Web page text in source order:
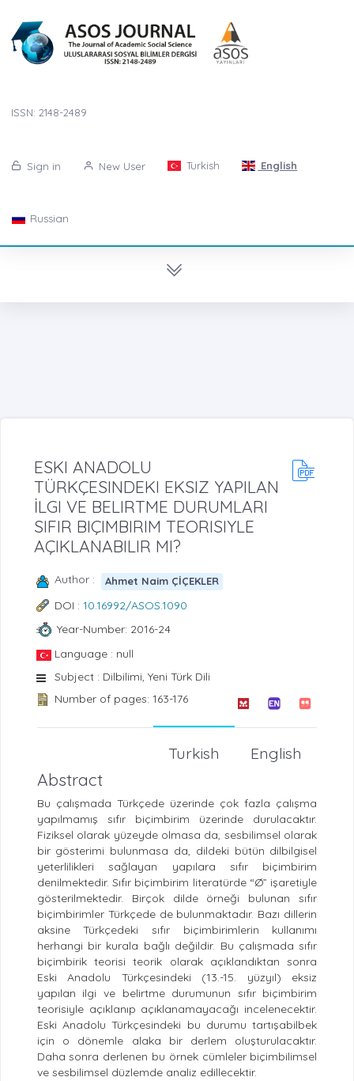
ISSN: 2148-2489
Sign in New User Turkish English
Russian
ESKI ANADOLU
TÜRKÇESINDEKI EKSIZ YAPILAN
İLGI VE BELIRTME DURUMLARI
SIFIR BIÇIMBIRIM TEORISIYLE
AÇIKLANABILIR MI?
Author : Ahmet Naim ÇİÇEKLER
DOI : 10.16992/ASOS.1090
Year-Number: 2016-24
Language : null
Subject : Dilbilimi, Yeni Türk Dili
Number of pages: 163-176
English
Turkish
Abstract
Bu çalışmada Türkçede üzerinde çok fazla çalışma
yapılmamış sıfır biçimbirim üzerinde durulacaktır.
Fiziksel olarak yüzeyde olmasa da, sesbilimsel olarak
bir gösterimi bulunmasa da, dildeki bütün dilbilgisel
yeterlilikleri sağlayan yapılara sıfır biçimbirim
denilmektedir. Sıfır biçimbirim literatürde “Ø” işaretiyle
gösterilmektedir. Birçok dilde örneği bulunan sıfır
biçimbirimler Türkçede de bulunmaktadır. Bazı dillerin
aksine Türkçedeki sıfır biçimbirimlerin kullanımı
herhangi bir kurala bağlı değildir. Bu çalışmada sıfır
biçimbirik teorisi teorik olarak açıklandıktan sonra
Eski Anadolu Türkçesindeki (13.-15. yüzyıl) eksiz
yapılan ilgi ve belirtme durumunun sıfır biçimbirim
teorisiyle açıklanıp açıklanamayacağı incelenecektir.
Eski Anadolu Türkçesindeki bu durumu tartışabilbek
için o dönemle alaka bir derlem oluşturulacaktır.
Daha sonra derlenen bu örnek cümleler biçimbilimsel
ve sesbilimsel düzlemde analiz edillecektir.